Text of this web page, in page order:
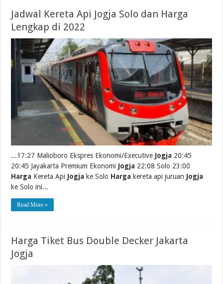
Jadwal Kereta Api Jogja Solo dan Harga
Lengkap di 2022
...17:27 Malioboro Ekspres Ekonomi/Executive Jogja 20:45
20:45 Jayakarta Premium Ekonomi Jogja 22:08 Solo 23:00
Harga Kereta Api Jogja ke Solo Harga kereta api juruan Jogja
ke Solo ini...
Read More »
Harga Tiket Bus Double Decker Jakarta
Jogja